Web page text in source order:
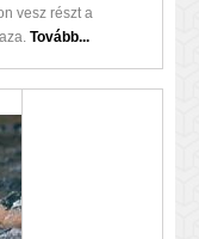
vesz részt a
Tovább...